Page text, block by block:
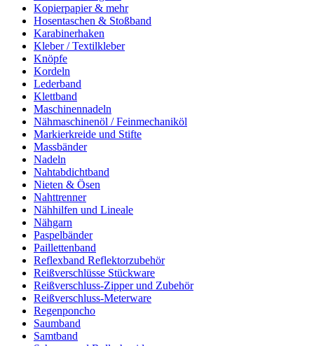
Kopierpapier & mehr
Hosentaschen & Stoßband
Karabinerhaken
Kleber / Textilkleber
Knöpfe
Kordeln
Lederband
Klettband
Maschinennadeln
Nähmaschinenöl / Feinmechaniköl
Markierkreide und Stifte
Massbänder
Nadeln
Nahtabdichtband
Nieten & Ösen
Nahttrenner
Nähhilfen und Lineale
Nähgarn
Paspelbänder
Paillettenband
Reflexband Reflektorzubehör
Reißverschlüsse Stückware
Reißverschluss-Zipper und Zubehör
Reißverschluss-Meterware
Regenponcho
Saumband
Samtband